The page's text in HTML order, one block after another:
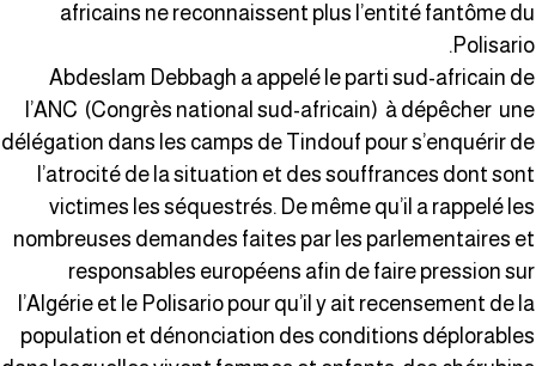
africains ne reconnaissent plus l’entité fantôme
Abdeslam Debbagh a appelé le parti sud-africain
l’ANC (Congrès national sud-africain) à dépêcher
délégation dans les camps de Tindouf pour s’enquérir
l’atrocité de la situation et des souffrances dont
victimes les séquestrés. De même qu’il a rappelé
nombreuses demandes faites par les parlementaires
responsables européens afin de faire pression
l’Algérie et le Polisario pour qu’il y ait recensement de
population et dénonciation des conditions